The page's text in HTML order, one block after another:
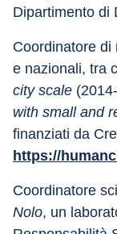
Dipartimento di
Coordinatore di
e nazionali, tra
city scale
with small and
finanziati da
https://
Coordinatore
Nolo, un